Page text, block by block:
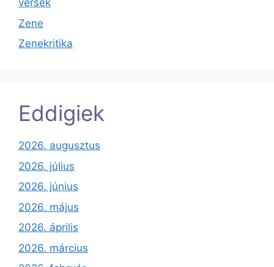
versek
Zene
Zenekritika
Eddigiek
2026. augusztus
2026. július
2026. június
2026. május
2026. április
2026. március